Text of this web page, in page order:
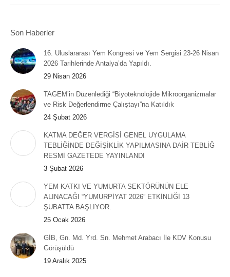
Son Haberler
16. Uluslararası Yem Kongresi ve Yem Sergisi 23-26 Nisan
2026 Tarihlerinde Antalya’da Yapıldı.
29 Nisan 2026
TAGEM’in Düzenlediği “Biyoteknolojide Mikroorganizmalar
ve Risk Değerlendirme Çalıştayı”na Katıldık
24 Şubat 2026
KATMA DEĞER VERGİSİ GENEL UYGULAMA
TEBLİĞİNDE DEĞİŞİKLİK YAPILMASINA DAİR TEBLİĞ
RESMİ GAZETEDE YAYINLANDI
3 Şubat 2026
YEM KATKI VE YUMURTA SEKTÖRÜNÜN ELE
ALINACAĞI “YUMURPİYAT 2026” ETKİNLİĞİ 13
ŞUBATTA BAŞLIYOR.
25 Ocak 2026
GİB, Gn. Md. Yrd. Sn. Mehmet Arabacı İle KDV Konusu
Görüşüldü
19 Aralık 2025